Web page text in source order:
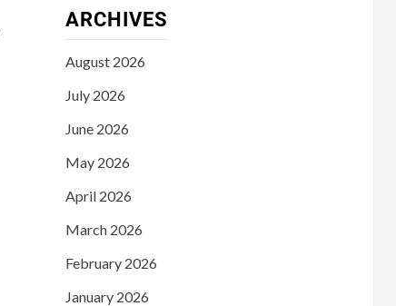
ARCHIVES
August 2026
July 2026
June 2026
May 2026
April 2026
March 2026
February 2026
January 2026